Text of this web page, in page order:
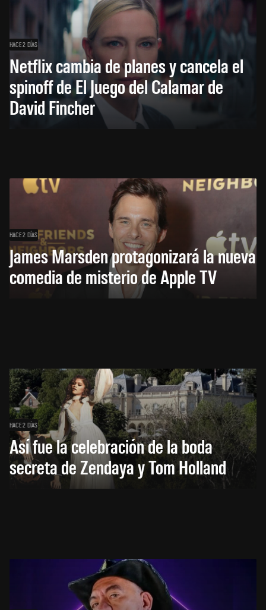
HACE 2 DÍAS
Netflix cambia de planes y cancela el
spinoff de El Juego del Calamar de
David Fincher
HACE 2 DÍAS
James Marsden protagonizará la nueva
comedia de misterio de Apple TV
HACE 2 DÍAS
Así fue la celebración de la boda
secreta de Zendaya y Tom Holland